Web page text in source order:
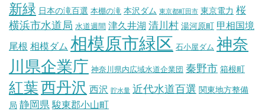
新緑 日本の滝百選 本棚の滝 本沢ダム 東京都町田市 東京電力 桜
横浜市水道局 水道週間 津久井湖 清川村 湯河原町 甲相国境
尾根 相模ダム 相模原市緑区 石小屋ダム 神奈
川県企業庁 神奈川県内広域水道企業団 秦野市 箱根町
紅葉西丹沢 西沢 貯水量 近代水道百選 関東地方整備
局 静岡県 駿東郡小山町